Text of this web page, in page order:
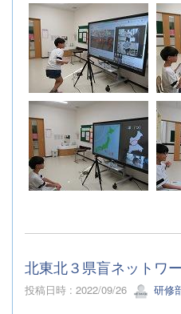
北東北３県盲ネットワ
投稿日時 : 2022/09/26 研修